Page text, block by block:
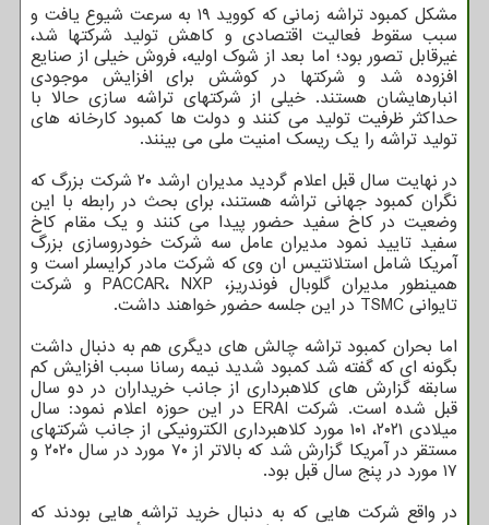
مشکل کمبود تراشه زمانی که کووید ۱۹ به سرعت شیوع یافت و
سبب سقوط فعالیت اقتصادی و کاهش تولید شرکتها شد،
غیرقابل تصور بود؛ اما بعد از شوک اولیه، فروش خیلی از صنایع
افزوده شد و شرکتها در کوشش برای افزایش موجودی
انبارهایشان هستند. خیلی از شرکتهای تراشه سازی حالا با
حداکثر ظرفیت تولید می کنند و دولت ها کمبود کارخانه های
تولید تراشه را یک ریسک امنیت ملی می بینند.
در نهایت سال قبل اعلام گردید مدیران ارشد ۲۰ شرکت بزرگ که
نگران کمبود جهانی تراشه هستند، برای بحث در رابطه با این
وضعیت در کاخ سفید حضور پیدا می کنند و یک مقام کاخ
سفید تایید نمود مدیران عامل سه شرکت خودروسازی بزرگ
آمریکا شامل استلانتیس ان وی که شرکت مادر کرایسلر است و
همینطور مدیران گلوبال فوندریز، PACCAR، NXP و شرکت
تایوانی TSMC در این جلسه حضور خواهند داشت.
اما بحران کمبود تراشه چالش های دیگری هم به دنبال داشت
بگونه ای که گفته شد کمبود شدید نیمه رسانا سبب افزایش کم
سابقه گزارش های کلاهبرداری از جانب خریداران در دو سال
قبل شده است. شرکت ERAI در این حوزه اعلام نمود: سال
میلادی ۲۰۲۱، ۱۰۱ مورد کلاهبرداری الکترونیکی از جانب شرکتهای
مستقر در آمریکا گزارش شد که بالاتر از ۷۰ مورد در سال ۲۰۲۰ و
۱۷ مورد در پنج سال قبل بود.
در واقع شرکت هایی که به دنبال خرید تراشه هایی بودند که